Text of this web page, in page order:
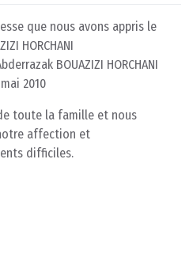
que nous avons appris le
HORCHANI
BOUAZIZI HORCHANI
2010
toute la famille et nous
affection et
difficiles.